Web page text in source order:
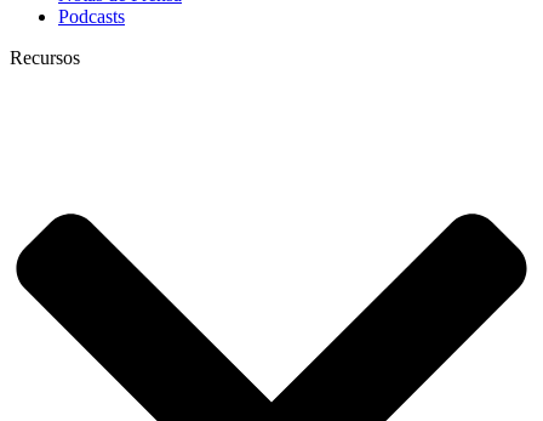
Podcasts
Recursos